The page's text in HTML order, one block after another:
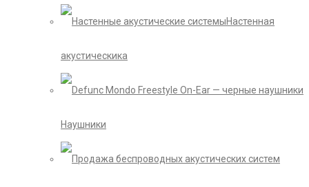
Настенная
акустическика
Наушники